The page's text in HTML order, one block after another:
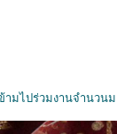
มไปร่วมงานจำนวน